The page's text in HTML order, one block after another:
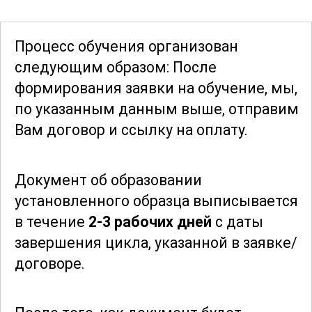
ходе обучения будут рассмотрены
реальные кейсы и примеры успешных
компаний, что позволит вам перенять
лучший опыт и применить его в своей
практике.
в своей области и сможете уверенно
управлятьхолстовытяжной машиной,
оптимизировать производственные
процессы и обеспечивать высокое
качество продукции. Углубленные
Процесс обучения организован
следующим образом: После
формирования заявки на обучение, мы,
по указанным данным выше, отправим
Вам договор и ссылку на оплату.
Документ об образовании
установленного образца выписывается
в течение 2-3 рабочих дней с даты
завершения цикла, указанной в заявке/
договоре.